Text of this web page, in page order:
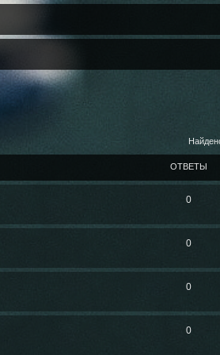
ОТВЕТЫ
0
0
0
0